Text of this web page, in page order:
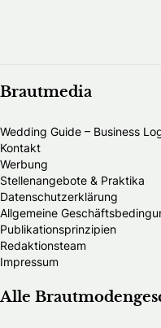
Brautmedia
Wedding Guide – Business
Kontakt
Werbung
Stellenangebote & Praktika
Datenschutzerklärung
Allgemeine
Publikationsprinzipien
Redaktionsteam
Impressum
Alle